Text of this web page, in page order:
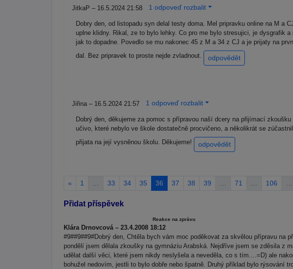
JitkaP – 16.5.2024 21:58 1 odpoveď rozbalit
Dobry den, od listopadu syn delal testy doma. Mel pripravku online na M
uplne klidny. Rikal, ze to bylo lehky. Co pro me bylo stresujici, je dysgrafik
jak to dopadne. Povedlo se mu nakonec 45 z M a 34 z CJ a je prijaty na
dal. Bez pripravek to proste nejde zvladnout.
odpovědět
Jiřina – 16.5.2024 21:57 1 odpoveď rozbalit
Dobrý den, děkujeme za pomoc s přípravou naší dcery na přijímací
učivo, které nebylo ve škole dostatečně procvičeno, a několikrát se
přijata na její vysněnou školu. Děkujeme!
odpovědět
« 1 33 34 35 36 37 38 39 71 106
Přidat příspěvek
Reakce na zprávu
Klára Drnovcová – 23.4.2008 18:12
#9##9##9#Dobrý den, Chtěla bych vám moc poděkovat za skvělou přípravu na
pondělí jsem dělala zkoušky na gymnáziu Arabská. Nejdříve jsem se zděsila z
udělat další věci, které jsem nikdy neslyšela a neveděla, co s tím....=D) ale
bohužel nedovím, jestli to bylo dobře nebo špatně. Druhý příklad bylo rýsování